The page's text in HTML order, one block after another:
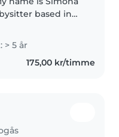
based in
🇪🇪 and
🇸🇪(SFI), I
> 5 år
175,00 kr/timme